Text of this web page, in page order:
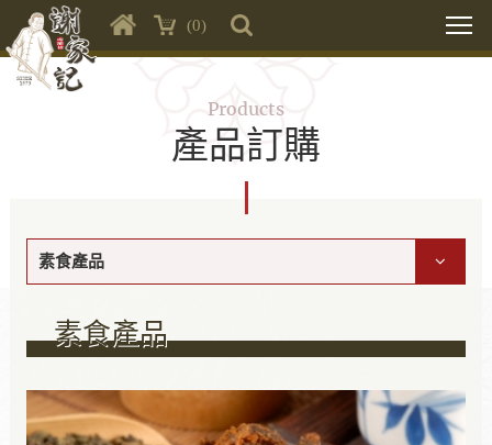
(0)
Products
產品訂購
素食產品
素食產品